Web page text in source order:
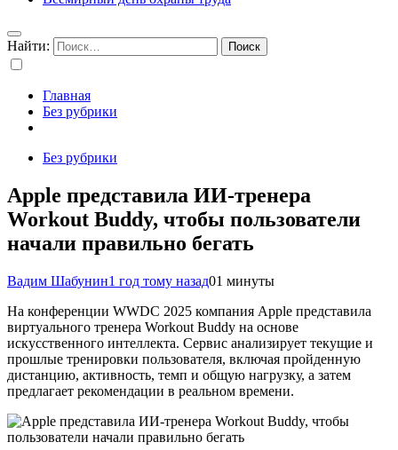
Найти:
Главная
Без рубрики
Без рубрики
Apple представила ИИ-тренера
Workout Buddy, чтобы пользователи
начали правильно бегать
Вадим Шабунин1 год тому назад01 минуты
На конференции WWDC 2025 компания Apple представила
виртуального тренера Workout Buddy на основе
искусственного интеллекта. Сервис анализирует текущие и
прошлые тренировки пользователя, включая пройденную
дистанцию, активность, темп и общую нагрузку, а затем
предлагает рекомендации в реальном времени.